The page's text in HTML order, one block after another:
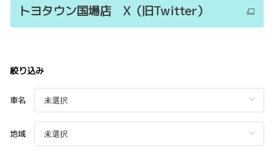
トヨタウン国場店 X（旧Twitter）
絞り込み
車名
地域